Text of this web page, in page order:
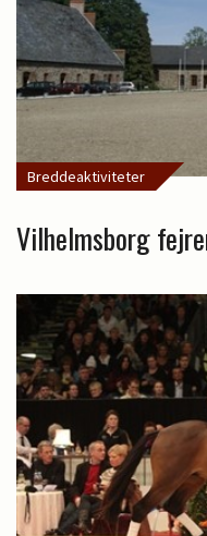
Breddeaktiviteter
Vilhelmsborg